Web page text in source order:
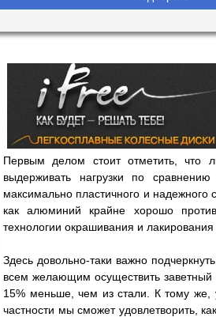
Первым делом стоит отметить, что
выдерживать нагрузки по
максимально пластичного и
как алюминий крайне хорошо
технологии окрашивания и
Здесь довольно-таки важно
всем желающим осуществить заветный
15% меньше, чем из стали. К тому же,
частности мы сможет удовлетворить,